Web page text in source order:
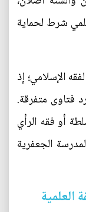
شرط لحماية
الإسلامي؛ إذ
فتاوى متفرقة.
أو فقه الرأي
الجعفرية
العلمية